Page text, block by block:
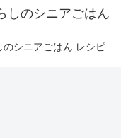
しのシニアごはん
シニアごはん レシピ.